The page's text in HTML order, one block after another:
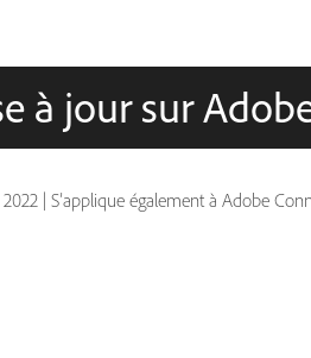
à jour sur
2022 | S’applique également à Adobe